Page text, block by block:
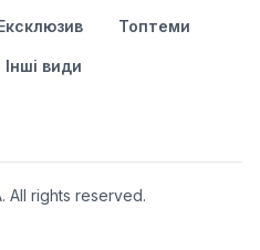
Топтеми
Інші види
All rights reserved.